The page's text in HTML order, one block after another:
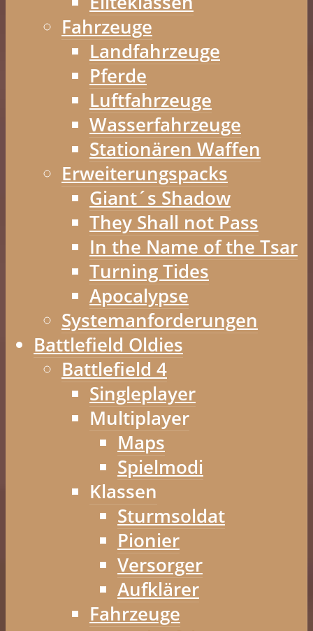
Fahrzeuge
Landfahrzeuge
Pferde
Luftfahrzeuge
Wasserfahrzeuge
Stationären Waffen
Erweiterungspacks
Giant´s Shadow
They Shall not Pass
In the Name of the Tsar
Turning Tides
Apocalypse
Systemanforderungen
Battlefield Oldies
Battlefield 4
Singleplayer
Multiplayer
Maps
Spielmodi
Klassen
Sturmsoldat
Pionier
Versorger
Aufklärer
Fahrzeuge